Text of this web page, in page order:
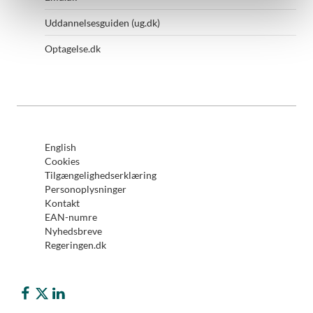
Uddannelsesguiden (ug.dk)
Optagelse.dk
English
Cookies
Tilgængelighedserklæring
Personoplysninger
Kontakt
EAN-numre
Nyhedsbreve
Regeringen.dk
Børne- og Undervisningsministeriet på Facebook
Børne- og Undervisningsministeriet på Twitter (X)
Børne- og Undervisningsministeriet på LinkedIn